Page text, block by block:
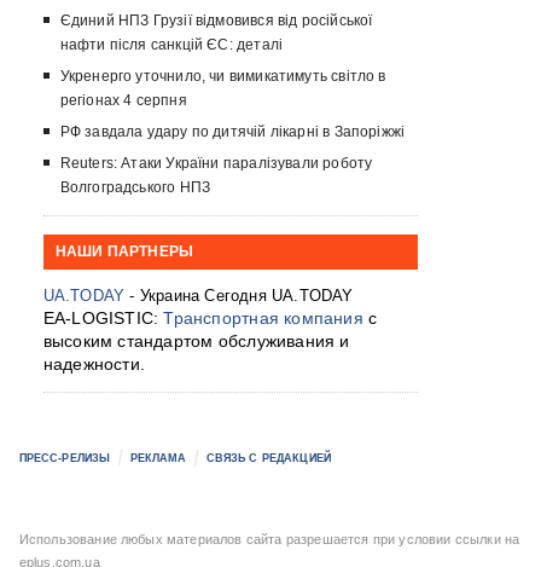
Єдиний НПЗ Грузії відмовився від російської
нафти після санкцій ЄС: деталі
Укренерго уточнило, чи вимикатимуть світло в
регіонах 4 серпня
РФ завдала удару по дитячій лікарні в Запоріжжі
Reuters: Атаки України паралізували роботу
Волгоградського НПЗ
НАШИ ПАРТНЕРЫ
UA.TODAY - Украина Сегодня UA.TODAY
EA-LOGISTIC:Транспортная компания с
высоким стандартом обслуживания и
надежности.
ПРЕСС-РЕЛИЗЫ РЕКЛАМА СВЯЗЬ С РЕДАКЦИЕЙ
Использование любых материалов сайта разрешается при условии ссылки на
eplus.com.ua